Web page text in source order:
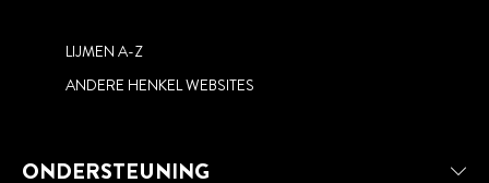
LIJMEN A-Z
ANDERE HENKEL WEBSITES
ONDERSTEUNING